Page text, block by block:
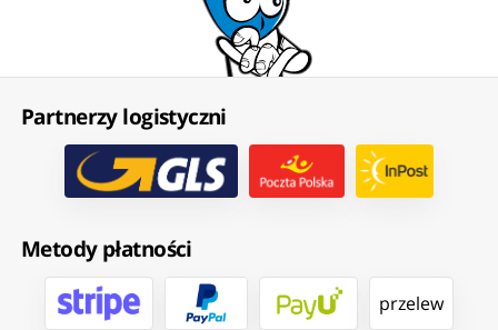
Partnerzy logistyczni
Metody płatności
przelew